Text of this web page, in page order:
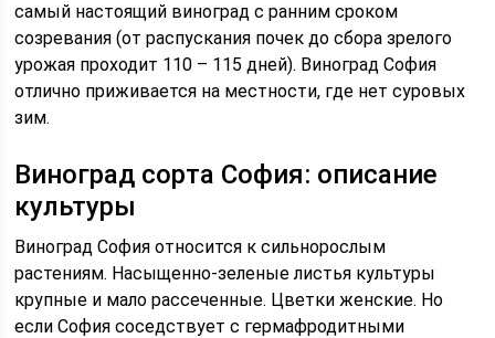
самый настоящий виноград с ранним сроком
созревания (от распускания почек до сбора зрелого
урожая проходит 110 – 115 дней). Виноград София
отлично приживается на местности, где нет суровых
зим.
Виноград сорта София: описание
культуры
Виноград София относится к сильнорослым
растениям. Насыщенно-зеленые листья культуры
крупные и мало рассеченные. Цветки женские. Но
если София соседствует с гермафродитными